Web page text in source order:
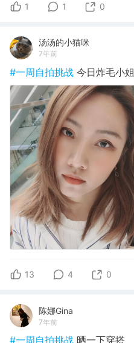
1 1 0
汤汤的小猫咪
7年前
#一周自拍挑战 今日炸毛小姐
13 4 0
陈娜Gina
7年前
#一周自拍挑战 晒一下穿搭